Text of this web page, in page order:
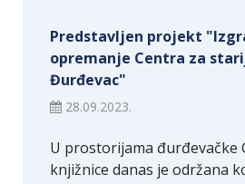
Predstavljen projekt
opremanje Centra za
Đurđevac"
28.09.2023.
U prostorijama đurđevačke
knjižnice danas je održana